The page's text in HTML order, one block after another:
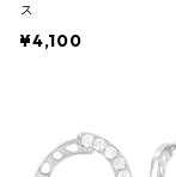
ス
¥4,100